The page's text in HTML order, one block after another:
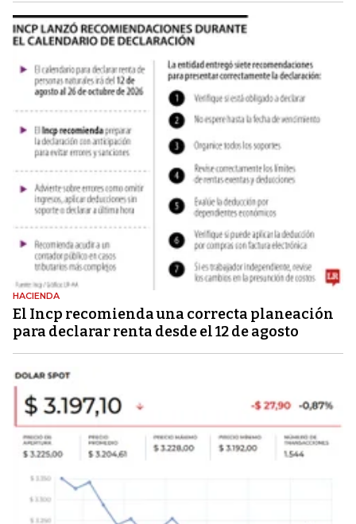
HACIENDA
El Incp recomienda una correcta planeación
para declarar renta desde el 12 de agosto